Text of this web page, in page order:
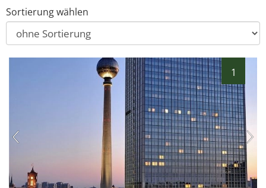
Sortierung wählen
1